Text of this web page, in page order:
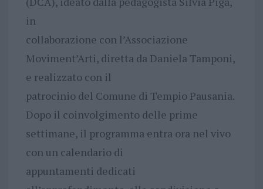
in
collaborazione con l’Associazione
Moviment’Arti, diretta da Daniela Tamponi,
e realizzato con il
patrocinio del Comune di Tempio Pausania.
Dopo il coinvolgimento delle prime
settimane, il programma entra ora nel vivo
con un calendario di
appuntamenti dedicati